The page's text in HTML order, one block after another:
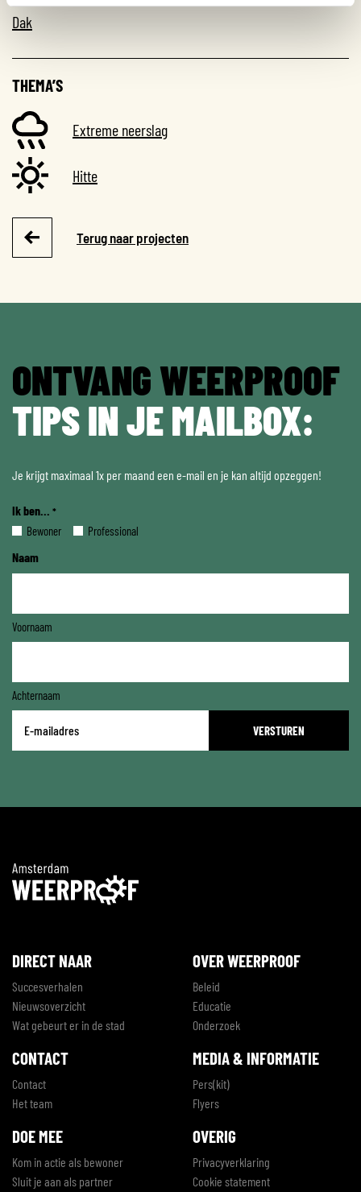
Dak
THEMA’S
Extreme neerslag
Hitte
Terug naar projecten
ONTVANG WEERPROOF
TIPS IN JE MAILBOX:
Je krijgt maximaal 1x per maand een e-mail en je kan altijd opzeggen!
Ik ben... *
Bewoner Professional
Naam
Voornaam
Achternaam
mailadres
DIRECT NAAR
Succesverhalen
Nieuwsoverzicht
Wat gebeurt er in de stad
OVER WEERPROOF
Beleid
Educatie
Onderzoek
CONTACT
Contact
Het team
MEDIA & INFORMATIE
Pers(kit)
Flyers
DOE MEE
Kom in actie als bewoner
Sluit je aan als partner
OVERIG
Privacyverklaring
Cookie statement